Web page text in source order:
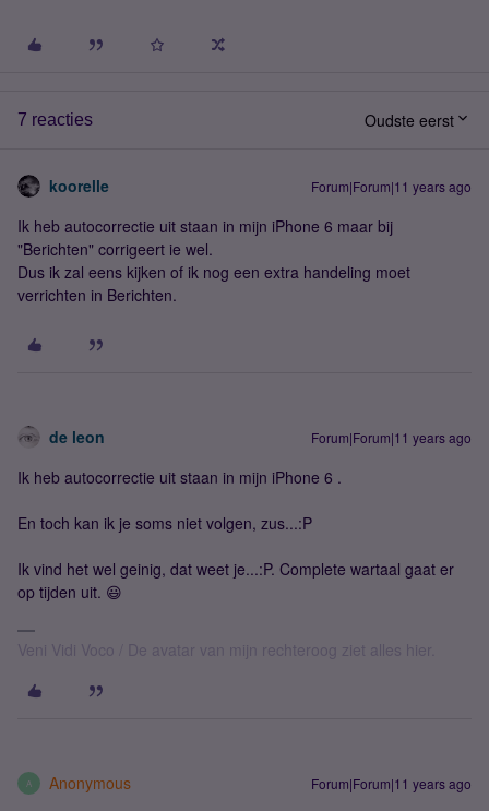
7 reacties Oudste eerst
koorelle Forum|Forum|11 years ago
Ik heb autocorrectie uit staan in mijn iPhone 6 maar bij
"Berichten" corrigeert ie wel.
Dus ik zal eens kijken of ik nog een extra handeling moet
verrichten in Berichten.
de leon Forum|Forum|11 years ago
Ik heb autocorrectie uit staan in mijn iPhone 6 .
En toch kan ik je soms niet volgen, zus...:P
Ik vind het wel geinig, dat weet je...:P. Complete wartaal gaat er
op tijden uit. 😃
Veni Vidi Voco / De avatar van mijn rechteroog ziet alles hier.
A Anonymous Forum|Forum|11 years ago